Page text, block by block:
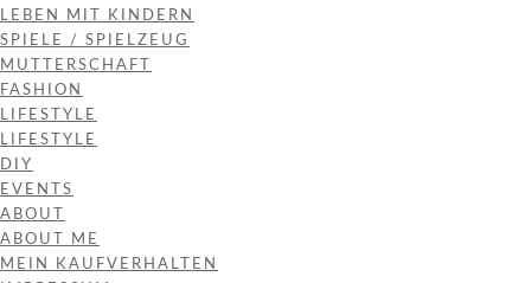
LEBEN MIT KINDERN
SPIELE / SPIELZEUG
MUTTERSCHAFT
FASHION
LIFESTYLE
LIFESTYLE
DIY
EVENTS
ABOUT
ABOUT ME
MEIN KAUFVERHALTEN